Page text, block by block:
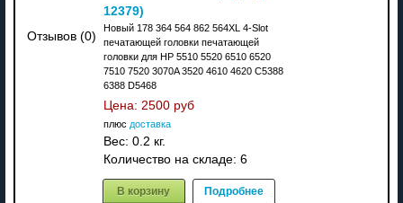
Отзывов (0)
12379)
Новый 178 364 564 862 564XL 4-Slot
печатающей головки печатающей
головки для HP 5510 5520 6510 6520
7510 7520 3070A 3520 4610 4620 C5388
6388 D5468
Цена: 2500 руб
плюс доставка
Вес: 0.2 кг.
Количество на складе: 6
В корзину Подробнее